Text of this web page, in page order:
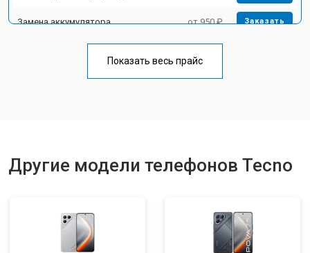
Замена аккумулятора от 950 ₽ Заказать
Ремонт цепи питания от 3200 ₽
Показать весь прайс
Другие модели телефонов Tecno